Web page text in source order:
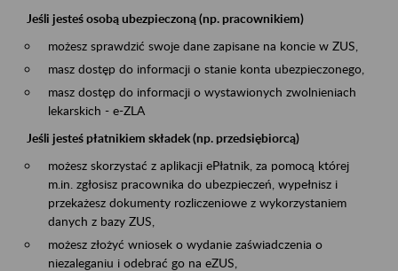
Jeśli jesteś osobą ubezpieczoną (np. pracownikiem)
możesz sprawdzić swoje dane zapisane na koncie w ZUS,
masz dostęp do informacji o stanie konta ubezpieczonego,
masz dostęp do informacji o wystawionych zwolnieniach
lekarskich - e-ZLA
Jeśli jesteś płatnikiem składek (np. przedsiębiorcą)
możesz skorzystać z aplikacji ePłatnik, za pomocą której
m.in. zgłosisz pracownika do ubezpieczeń, wypełnisz i
przekażesz dokumenty rozliczeniowe z wykorzystaniem
danych z bazy ZUS,
możesz złożyć wniosek o wydanie zaświadczenia o
niezaleganiu i odebrać go na eZUS,